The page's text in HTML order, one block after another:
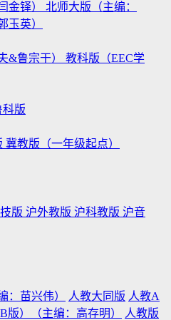
金铎） 北师大版（主编：
玉英）
&鲁宗干） 教科版（EEC学
科版
冀教版（一年级起点）
版 沪外教版 沪科教版 沪音
：苗兴伟） 人教大同版 人教A
版）（主编：高存明）
人教版